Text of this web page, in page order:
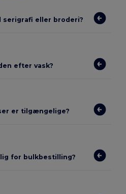
serigrafi eller broderi?
efter vask?
er tilgængelige?
for bulkbestilling?